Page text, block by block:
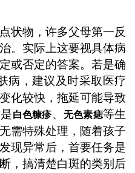
状物，许多父母第一反
。实际上这要视具体病
或否定的答案。若是确
病，建议及时采取医疗
化较快，拖延可能导致
白色糠疹、 无色素痣等生
需特殊处理，随着孩子
现异常后，首要任务是
，搞清楚白斑的类别后